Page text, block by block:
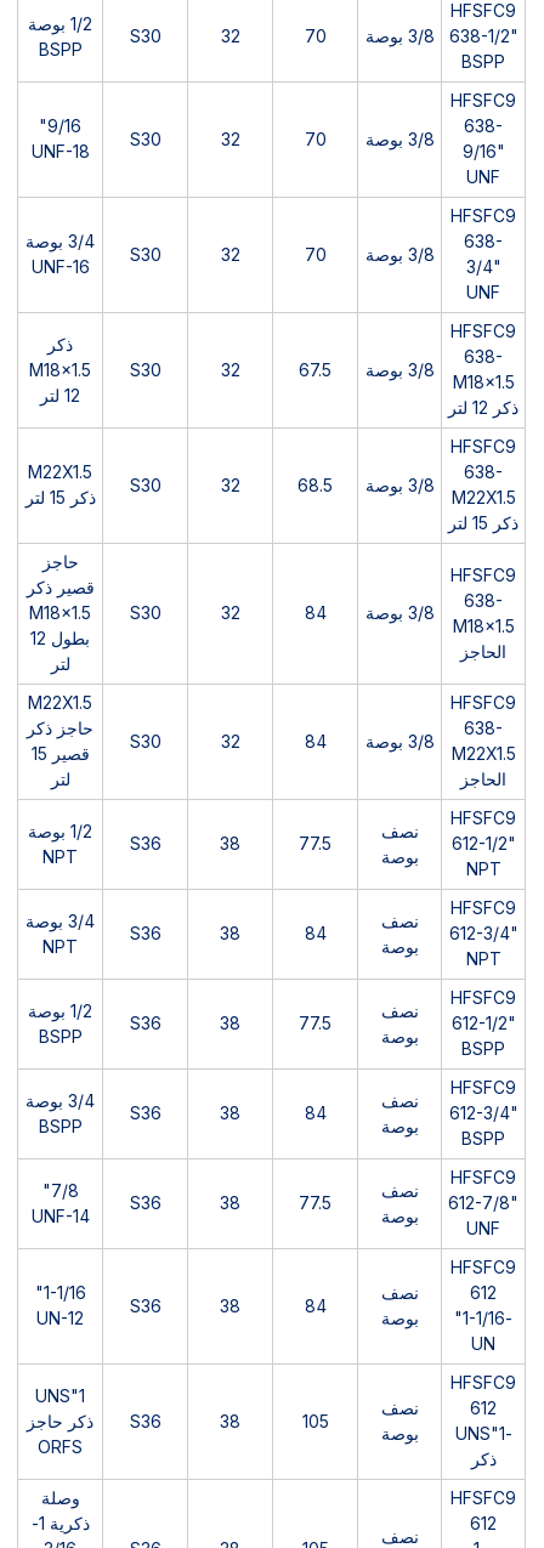
HFSFC9
638-1/2"
BSPP
3/8 بوصة 70
32
S30
1/2 بوصة
BSPP
HFSFC9
638-
9/16"
UNF
3/8 بوصة 70
32
S30
9/16"
UNF-18
HFSFC9
638-
3/4"
UNF
3/8 بوصة 70
32
S30
3/4 بوصة
UNF-16
HFSFC9
638-
M18x1.5
ذكر 12 لتر
3/8 بوصة 67.5
32
S30
ذكر
M18x1.5
12 لتر
HFSFC9
638-
M22X1.5
ذكر 15 لتر
3/8 بوصة 68.5
32
S30
M22X1.5
ذكر 15 لتر
HFSFC9
638-
M18x1.5
الحاجز
3/8 بوصة 84
32
S30
حاجز
قصير ذكر
M18x1.5
بطول 12
لتر
HFSFC9
638-
M22X1.5
الحاجز
3/8 بوصة 84
32
S30
M22X1.5
حاجز ذكر
قصير 15
لتر
HFSFC9
612-1/2"
NPT
نصف
بوصة
77.5
38
S36
1/2 بوصة
NPT
HFSFC9
612-3/4"
NPT
نصف
بوصة
84
38
S36
3/4 بوصة
NPT
HFSFC9
612-1/2"
BSPP
نصف
بوصة
77.5
38
S36
1/2 بوصة
BSPP
HFSFC9
612-3/4"
BSPP
نصف
بوصة
84
38
S36
3/4 بوصة
BSPP
HFSFC9
612-7/8"
UNF
نصف
بوصة
77.5
38
S36
7/8"
UNF-14
HFSFC9
612
-1-1/16"
UN
نصف
بوصة
84
38
S36
1-1/16"
UN-12
HFSFC9
612
-1"UNS
ذكر
نصف
بوصة
105
38
S36
1"UNS
ذكر حاجز
ORFS
HFSFC9
612
نصف
وصلة
ذكرية 1-